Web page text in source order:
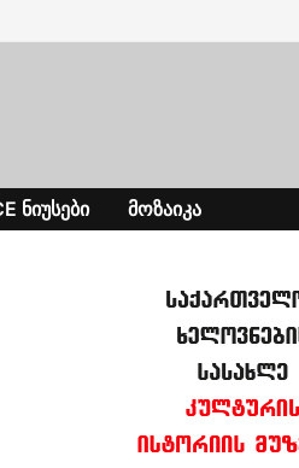
ᲜᲘᲣᲡᲔᲑᲘ ᲛᲝᲖᲐᲘᲙᲐ